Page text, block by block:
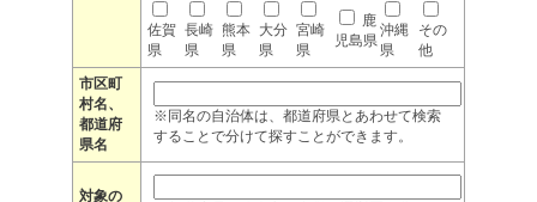
佐賀
県
長崎
県
熊本
県
大分
県
宮崎
県
鹿
児島県
沖縄
県
その
他
市区町
村名、
都道府
県名
※同名の自治体は、都道府県とあわせて検索
することで分けて探すことができます。
対象の